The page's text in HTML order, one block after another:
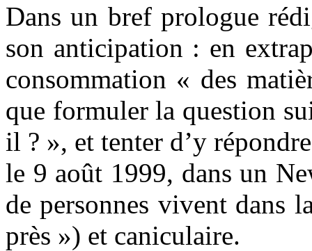
Dans un bref prologue
son anticipation : en
consommation « des
que formuler la question
il ? », et tenter d’y
le 9 août 1999, dans un
de personnes vivent dans
près ») et caniculaire.